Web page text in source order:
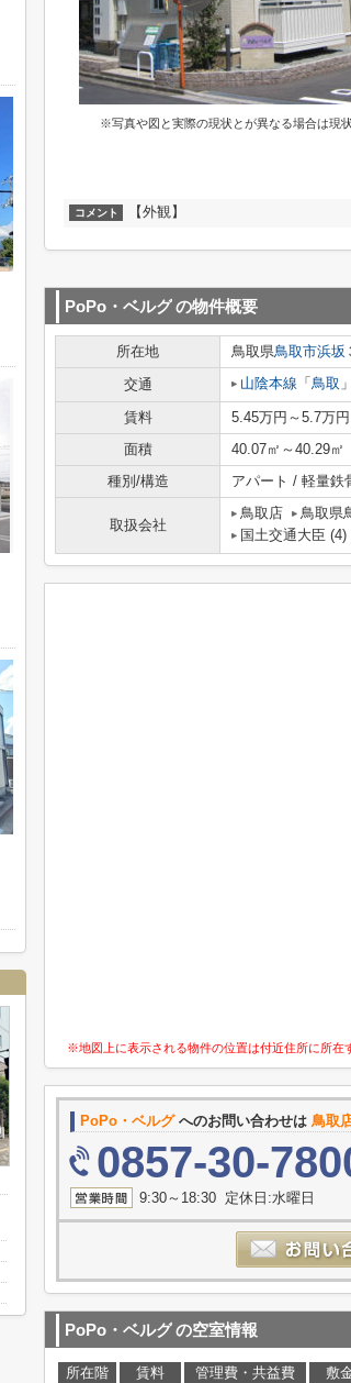
※写真や図と実際の現状とが異なる場合は現
コメント 【外観】
PoPo・ベルグの物件概要
所在地 鳥取県鳥取市浜坂
交通
山陰本線 「 鳥取
賃料 5.45万円～5.7万円
面積
40.07㎡～40.29㎡
種別/構造
アパート / 軽量鉄
取扱会社
鳥取店 鳥取県
国土交通大臣
※地図上に表示される物件の位置は付近住所に所在
PoPo・ベルグへのお問い合わせは 鳥取
0857-30-
9:30～18:30 定休日:水曜日
PoPo・ベルグの空室情報
所在階 賃料 管理費・共益費 敷